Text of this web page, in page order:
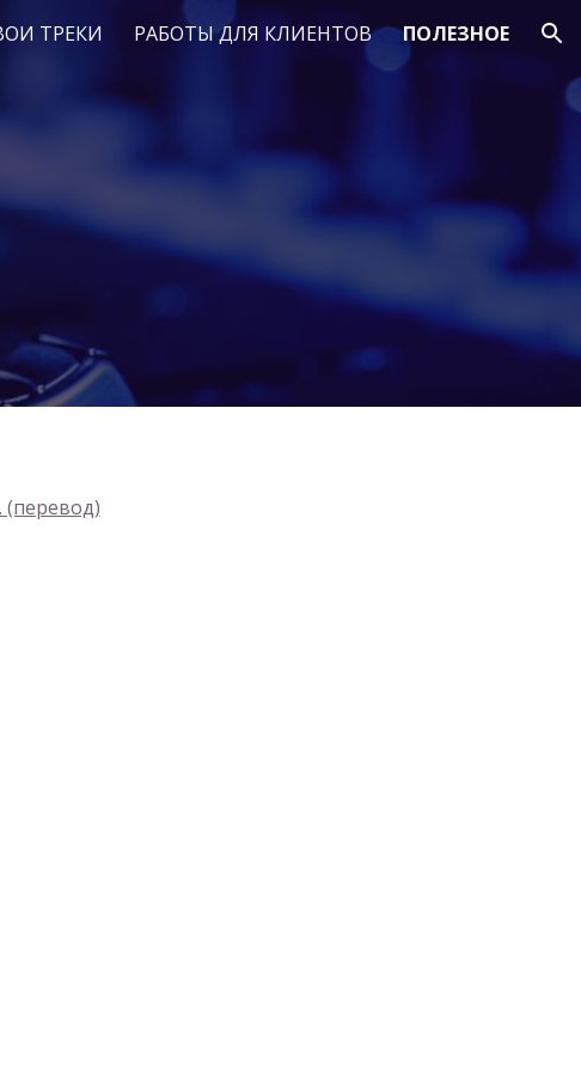
ТРЕКИ РАБОТЫ ДЛЯ КЛИЕНТОВ ПОЛЕЗНОЕ
(перевод)